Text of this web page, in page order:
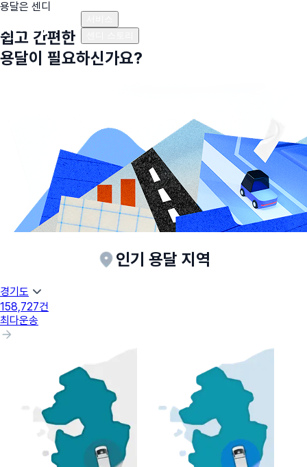
용달은 센디
쉽고 간편한
용달이 필요하신가요?
인기 용달 지역
경기도
158,727건
최다운송